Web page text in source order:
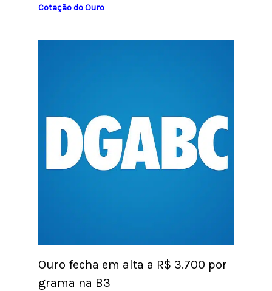
Cotação do Ouro
Ouro fecha em alta a R$ 3.700 por
grama na B3